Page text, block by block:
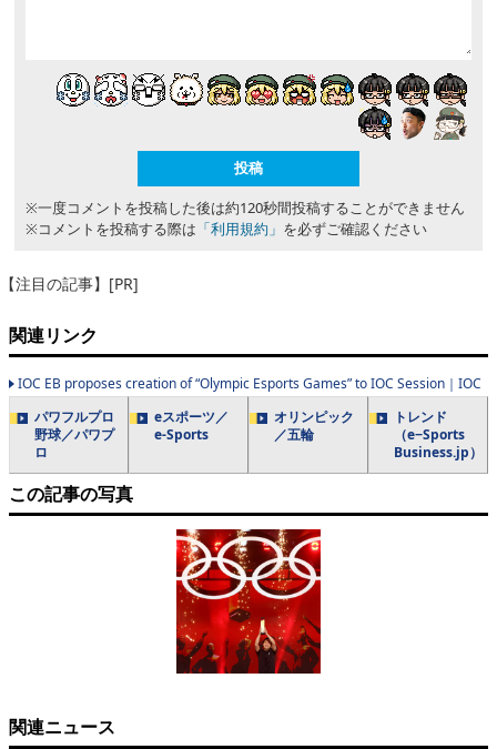
※一度コメントを投稿した後は約120秒間投稿することができません
※コメントを投稿する際は 「利用規約」 を必ずご確認ください
【注目の記事】[PR]
関連リンク
IOC EB proposes creation of “Olympic Esports Games” to IOC Session｜IOC
パワフルプロ
野球／パワプ
ロ
eスポーツ／
e-Sports
オリンピック
／五輪
トレンド
（e−Sports
Business.jp）
この記事の写真
関連ニュース